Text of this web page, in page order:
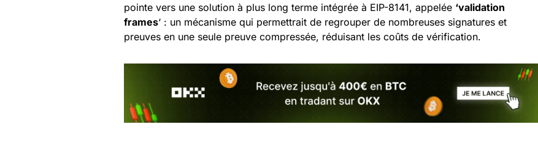
pointe vers une solution à plus long terme intégrée à EIP-8141, appelée ‘validation
frames‘ : un mécanisme qui permettrait de regrouper de nombreuses signatures et
preuves en une seule preuve compressée, réduisant les coûts de vérification.